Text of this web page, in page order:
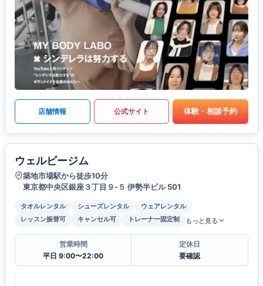
店舗情報 公式サイト 体験・相談予約
ウェルビージム
築地市場駅から徒歩10分
東京都中央区銀座３丁目９-５ 伊勢半ビル 501
タオルレンタル シューズレンタル
ウェアレンタル
レッスン振替可
キャンセル可 トレーナー固定制 もっと見る
営業時間
平日 9:00〜22:00
定休日
要確認